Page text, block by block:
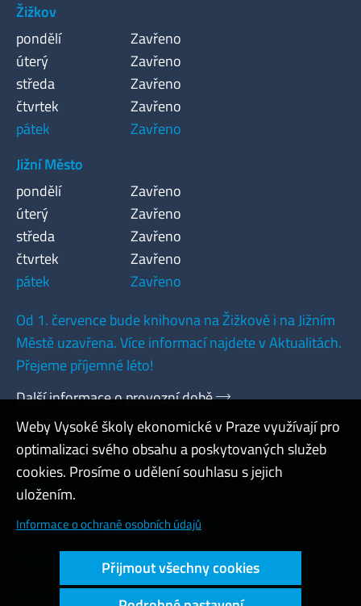
Žižkov
pondělí
Zavřeno
úterý
Zavřeno
středa
Zavřeno
čtvrtek
Zavřeno
pátek
Zavřeno
Jižní Město
pondělí
Zavřeno
úterý
Zavřeno
středa
Zavřeno
čtvrtek
Zavřeno
pátek
Zavřeno
Od 1. července bude knihovna na Žižkově i na Jižním
Městě uzavřena. Více informací najdete v Aktualitách.
Přejeme příjemné léto!
Další informace o provozní době
Admin
Cookies a ochrana osobních údajů
Přístupnost webu
Vysoký kontrast
Weby Vysoké školy ekonomické v Praze využívají pro
optimalizaci svého obsahu a poskytovaných služeb
cookies. Prosíme o udělení souhlasu s jejich
uložením.
Informace o ochraně osobních údajů
Přijmout všechny cookies